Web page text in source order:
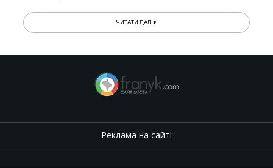
ЧИТАТИ ДАЛІ
Реклама на сайті